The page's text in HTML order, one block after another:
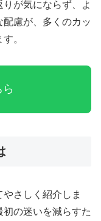
が気にならず、よ
慮が、多くのカッ
。
さしく紹介しま
の迷いを減らすた